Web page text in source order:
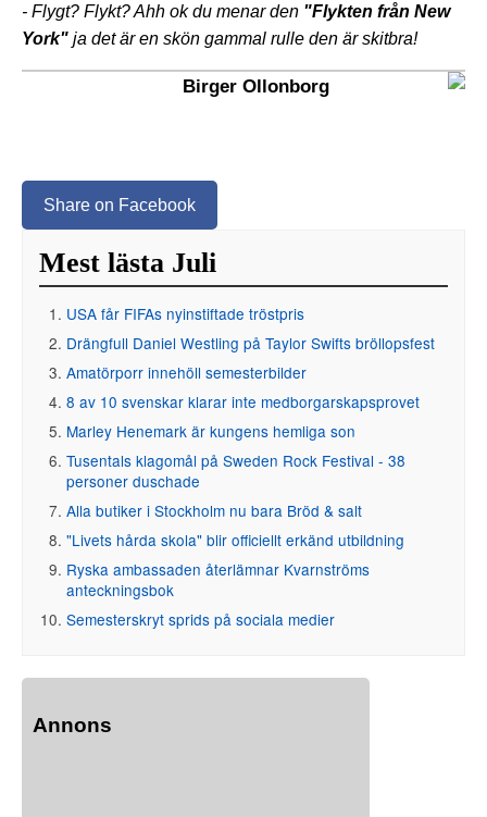
- Flygt? Flykt? Ahh ok du menar den "Flykten från New
York" ja det är en skön gammal rulle den är skitbra!
Birger Ollonborg
Share on Facebook
Mest lästa Juli
USA får FIFAs nyinstiftade tröstpris
Drängfull Daniel Westling på Taylor Swifts bröllopsfest
Amatörporr innehöll semesterbilder
8 av 10 svenskar klarar inte medborgarskapsprovet
Marley Henemark är kungens hemliga son
Tusentals klagomål på Sweden Rock Festival - 38
personer duschade
Alla butiker i Stockholm nu bara Bröd & salt
"Livets hårda skola" blir officiellt erkänd utbildning
Ryska ambassaden återlämnar Kvarnströms
anteckningsbok
Semesterskryt sprids på sociala medier
Annons